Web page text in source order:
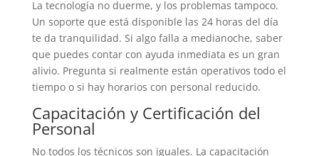
La tecnología no duerme, y los problemas tampoco.
Un soporte que está disponible las 24 horas del día
te da tranquilidad. Si algo falla a medianoche, saber
que puedes contar con ayuda inmediata es un gran
alivio. Pregunta si realmente están operativos todo el
tiempo o si hay horarios con personal reducido.
Capacitación y Certificación del
Personal
No todos los técnicos son iguales. La capacitación